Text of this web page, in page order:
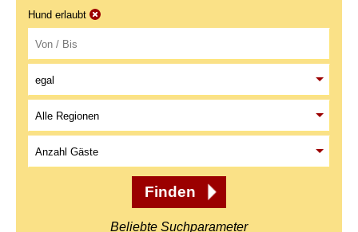
Hund erlaubt
Beliebte Suchparameter